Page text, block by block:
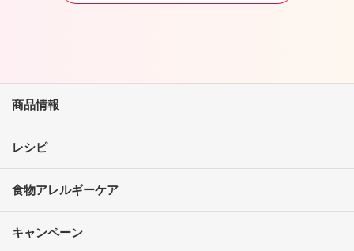
商品情報
レシピ
食物アレルギーケア
キャンペーン